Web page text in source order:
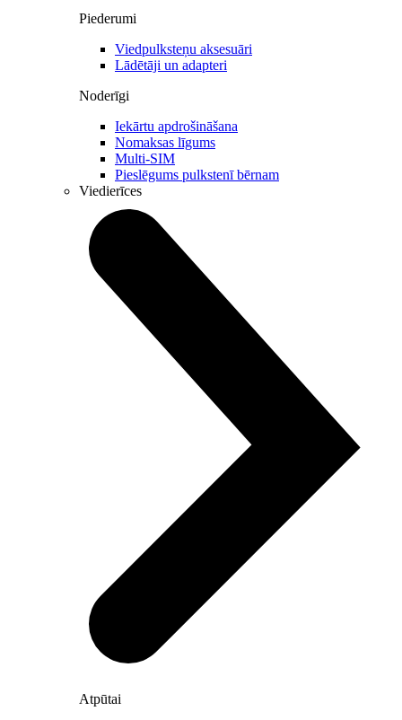
Piederumi
Viedpulksteņu aksesuāri
Lādētāji un adapteri
Noderīgi
Iekārtu apdrošināšana
Nomaksas līgums
Multi-SIM
Pieslēgums pulkstenī bērnam
Viedierīces
Atpūtai